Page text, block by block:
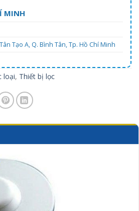
MINH
Tạo A, Q. Bình Tân, Tp. Hồ Chí Minh
loại, Thiết bị lọc